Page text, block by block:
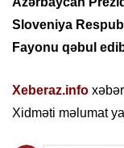
Sloveniya
Fayonu qəbul
Xeberaz.info
Xidməti məlumat